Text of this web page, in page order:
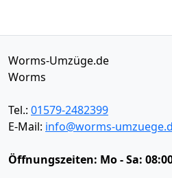
Worms-Umzüge.de
Worms
Tel.: 01579-2482399
E-Mail: info@worms-
Öffnungszeiten: Mo - Sa: